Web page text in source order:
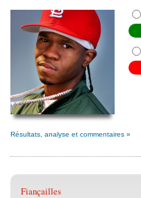
Résultats, analyse et commentaires »
Fiançailles